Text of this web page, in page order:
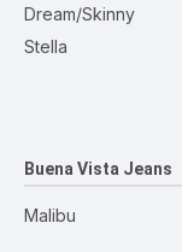
Dream/Skinny
Stella
Buena Vista Jeans
Malibu